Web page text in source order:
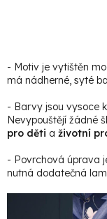
- Motiv je vytištěn
má nádherné, syté
- Barvy jsou vysoce
Nevypouštějí žádné
pro děti a životní
- Povrchová úprava
nutná dodatečná